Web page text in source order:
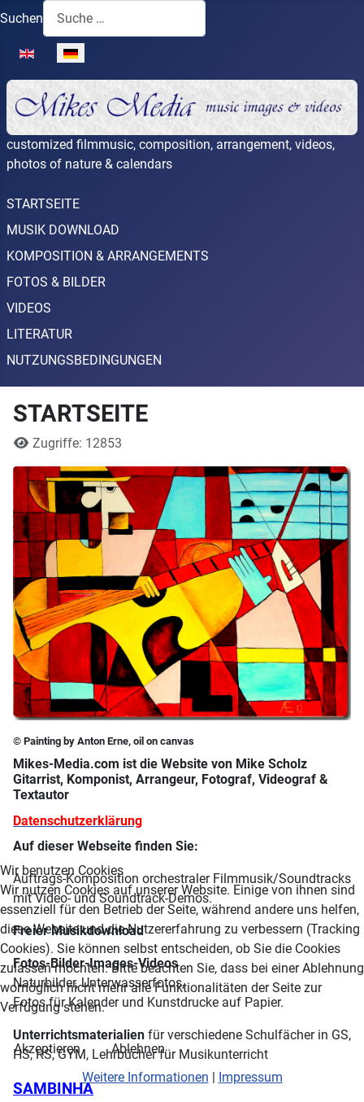
Suchen
Sprache auswählen
customized filmmusic, composition, arrangement, videos,
photos of nature & calendars
STARTSEITE
MUSIK DOWNLOAD
KOMPOSITION & ARRANGEMENTS
FOTOS & BILDER
VIDEOS
LITERATUR
NUTZUNGSBEDINGUNGEN
STARTSEITE
DetailsZugriffe: 12853
© Painting by Anton Erne, oil on canvas
Mikes-Media.com ist die Website von Mike Scholz
Gitarrist, Komponist, Arrangeur, Fotograf, Videograf &
Textautor
Datenschutzerklärung
Auf dieser Webseite finden Sie:
Auftrags-Komposition orchestraler Filmmusik/Soundtracks
mit Video- und Soundtrack-Demos.
Freier Musikdownload
Fotos-Bilder-Images-Videos
Naturbilder, Unterwasserfotos,
Fotos für Kalender und Kunstdrucke auf Papier.
Unterrichtsmaterialien für verschiedene Schulfächer in GS,
HS, RS, GYM, Lehrbücher für Musikunterricht
SAMBINHA
Wir benutzen Cookies
Wir nutzen Cookies auf unserer Website. Einige von ihnen sind
essenziell für den Betrieb der Seite, während andere uns helfen,
diese Website und die Nutzererfahrung zu verbessern (Tracking
Cookies). Sie können selbst entscheiden, ob Sie die Cookies
zulassen möchten. Bitte beachten Sie, dass bei einer Ablehnung
womöglich nicht mehr alle Funktionalitäten der Seite zur
Verfügung stehen.
Akzeptieren
Ablehnen
Weitere Informationen | Impressum